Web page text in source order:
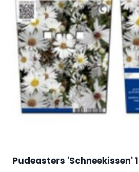
Pudeasters 'Schneekissen'